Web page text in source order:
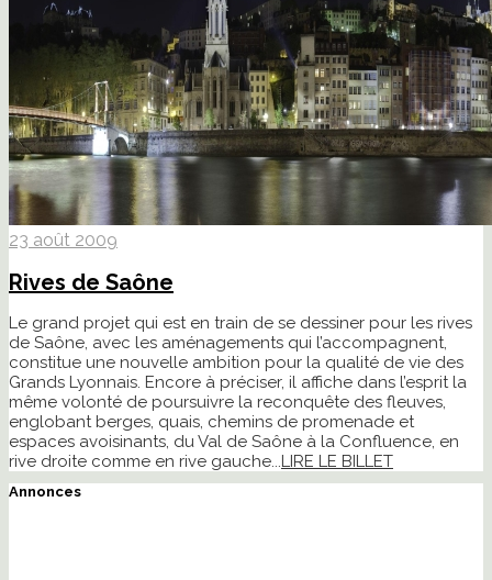
23 août 2009
Rives de Saône
Le grand projet qui est en train de se dessiner pour les rives
de Saône, avec les aménagements qui l’accompagnent,
constitue une nouvelle ambition pour la qualité de vie des
Grands Lyonnais. Encore à préciser, il affiche dans l’esprit la
même volonté de poursuivre la reconquête des fleuves,
englobant berges, quais, chemins de promenade et
espaces avoisinants, du Val de Saône à la Confluence, en
rive droite comme en rive gauche...LIRE LE BILLET
Annonces